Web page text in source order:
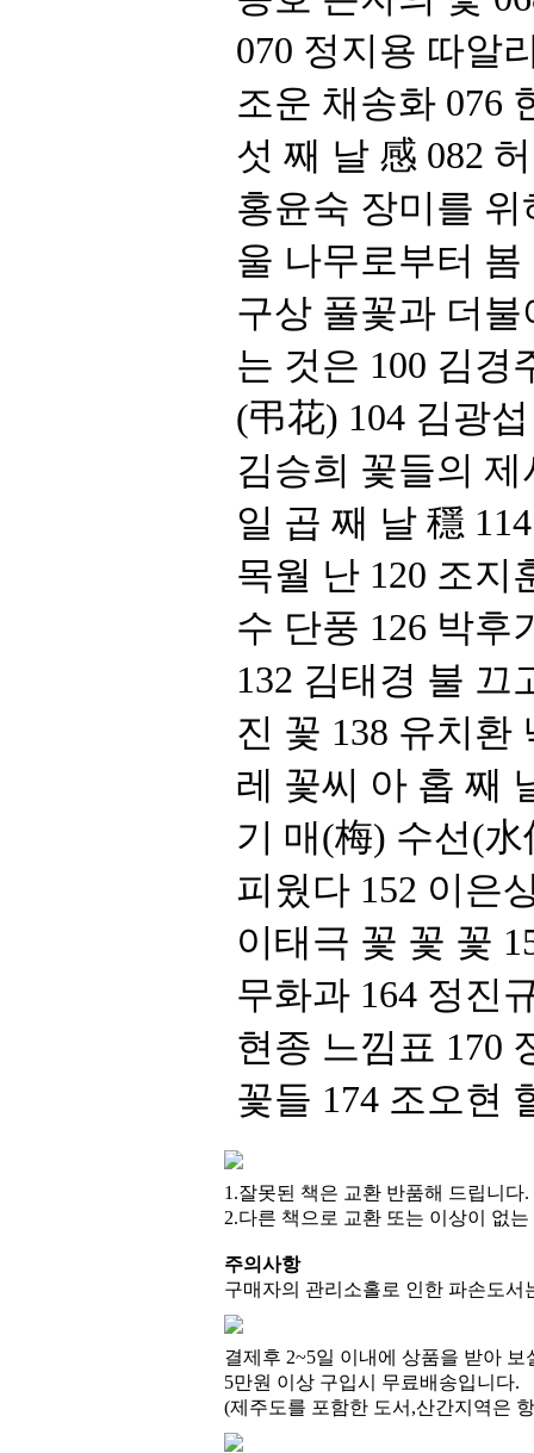
꽃들 174 조오현
1.잘못된 책은 교환 반품해 드립니다.
2.다른 책으로 교환 또는 이상이 없
주의사항
구매자의 관리소홀로 인한 파손도서
결제후 2~5일 이내에 상품을 받아 보
5만원 이상 구입시 무료배송입니다.
(제주도를 포함한 도서,산간지역은